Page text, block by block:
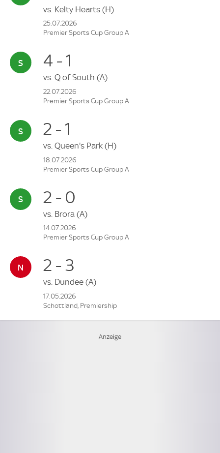
vs. Kelty Hearts (H)
25.07.2026
Premier Sports Cup Group A
4 - 1
vs. Q of South (A)
22.07.2026
Premier Sports Cup Group A
2 - 1
vs. Queen's Park (H)
18.07.2026
Premier Sports Cup Group A
2 - 0
vs. Brora (A)
14.07.2026
Premier Sports Cup Group A
2 - 3
vs. Dundee (A)
17.05.2026
Schottland, Premiership